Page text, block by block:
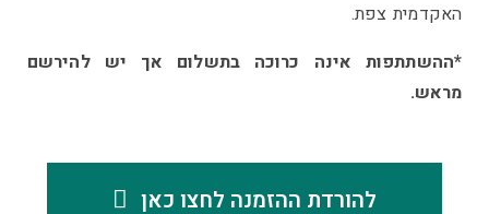
האקדמית צפת.
*ההשתתפות אינה כרוכה בתשלום אך יש להירשם
מראש.
להורדת ההזמנה לחצו כאן